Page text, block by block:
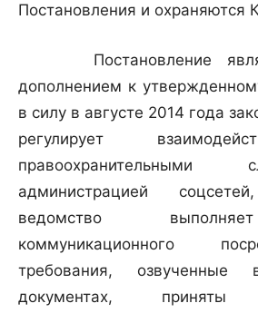
Постановления и охраняются
Постановление
дополнением к
в силу в августе 2014 года
регулирует
администрацией
ведомство
коммуникационного
требования, озвученные
документах,